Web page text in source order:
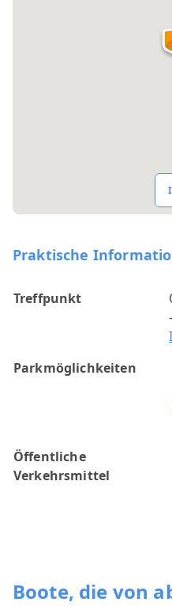
Praktische
Treffpunkt
Parkmöglichkeiten
Öffentliche
Verkehrsmittel
Boote, die von